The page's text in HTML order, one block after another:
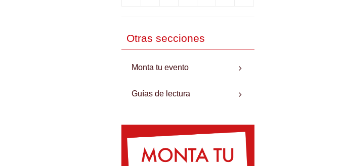
Otras secciones
Monta tu evento
Guías de lectura